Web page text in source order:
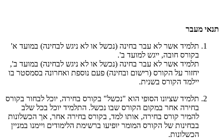
תנאי מעבר
תלמיד אשר לא עבר בחינה (נכשל או לא ניגש לבחינה) במועד א'
בקורס חובה, ייגש למועד ב'.
תלמיד אשר לא עבר בחינה (נכשל או לא ניגש לבחינה) במועד ב',
יחזור על הקורס (רישום ובחינה) פעם נוספת ואחרונה בסמסטר בו
יילמד הקורס בשנית.
תלמיד שציונו הסופי הוא "נכשל" בקורס בחירה, יוכל לבחור בקורס
בחירה אחר במקום הקורס שבו נכשל. התלמיד יוכל בכל שלב
להמיר קורס בחירה, אותו למד, בקורס בחירה אחר, אך הכשלונות
בבחינות של הקורס המומר יופיעו ברשימת הלימודים ויימנו במניין
הכשלונות.